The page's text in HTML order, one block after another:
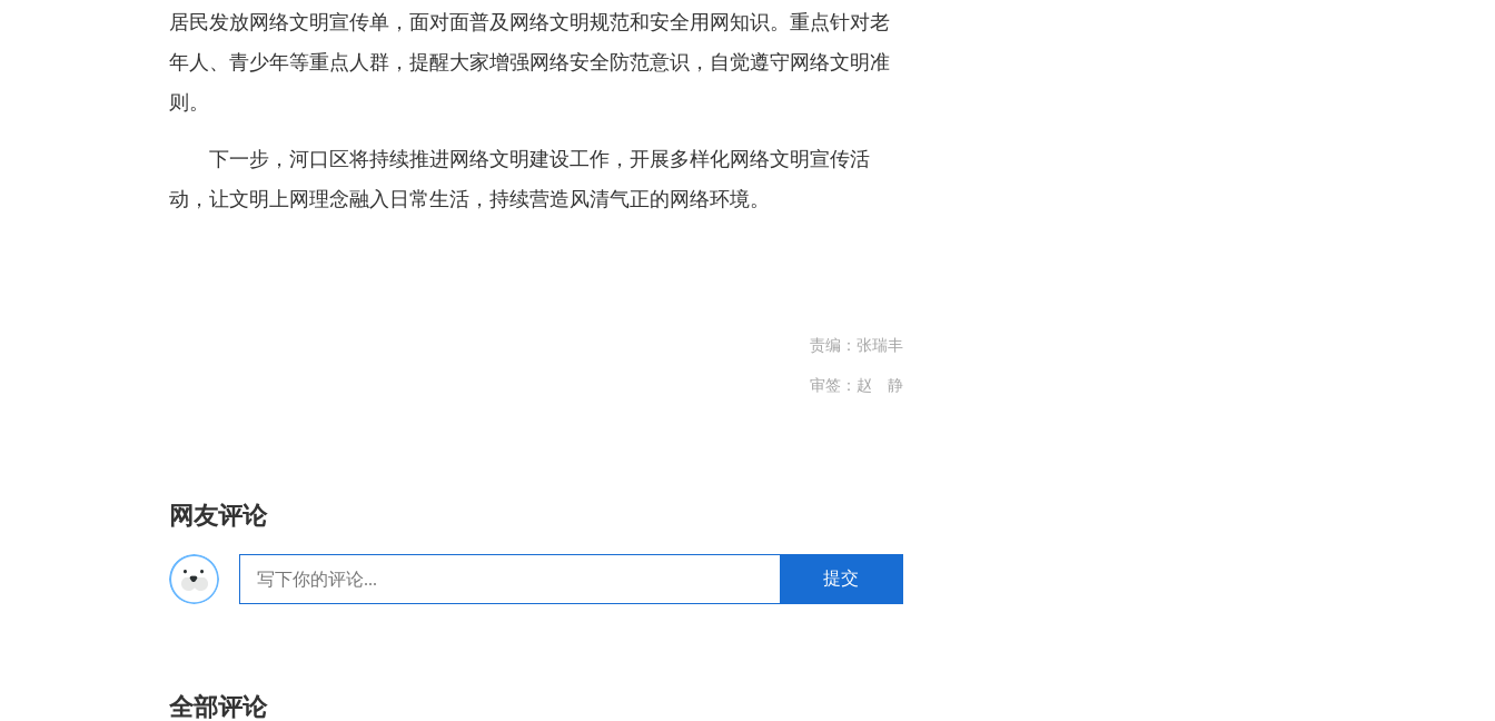
居民发放网络文明宣传单，面对面普及网络文明规范和安全用网知识。重点针对老
年人、青少年等重点人群，提醒大家增强网络安全防范意识，自觉遵守网络文明准
则。
下一步，河口区将持续推进网络文明建设工作，开展多样化网络文明宣传活
动，让文明上网理念融入日常生活，持续营造风清气正的网络环境。
责编：张瑞丰
审签：赵 静
网友评论
全部评论